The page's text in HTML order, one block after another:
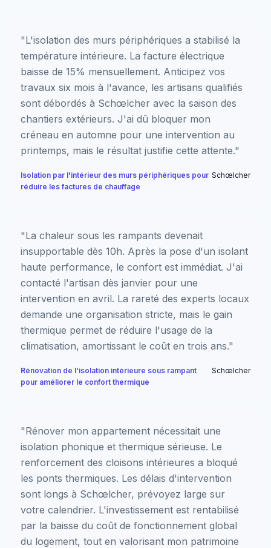
"L'isolation des murs périphériques a stabilisé la
température intérieure. La facture électrique
baisse de 15% mensuellement. Anticipez vos
travaux six mois à l'avance, les artisans qualifiés
sont débordés à Schœlcher avec la saison des
chantiers extérieurs. J'ai dû bloquer mon
créneau en automne pour une intervention au
printemps, mais le résultat justifie cette attente."
Isolation par l'intérieur des murs périphériques pour
réduire les factures de chauffage
Schœlcher
"La chaleur sous les rampants devenait
insupportable dès 10h. Après la pose d'un isolant
haute performance, le confort est immédiat. J'ai
contacté l'artisan dès janvier pour une
intervention en avril. La rareté des experts locaux
demande une organisation stricte, mais le gain
thermique permet de réduire l'usage de la
climatisation, amortissant le coût en trois ans."
Rénovation de l'isolation intérieure sous rampant
pour améliorer le confort thermique
Schœlcher
"Rénover mon appartement nécessitait une
isolation phonique et thermique sérieuse. Le
renforcement des cloisons intérieures a bloqué
les ponts thermiques. Les délais d'intervention
sont longs à Schœlcher, prévoyez large sur
votre calendrier. L'investissement est rentabilisé
par la baisse du coût de fonctionnement global
du logement, tout en valorisant mon patrimoine